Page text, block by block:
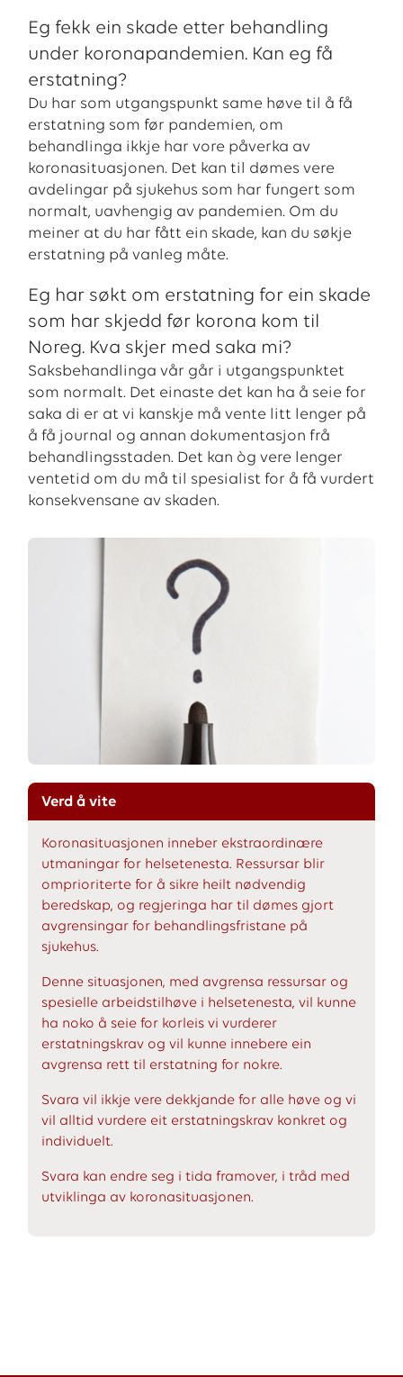
Eg fekk ein skade etter behandling
under koronapandemien. Kan eg få
erstatning?
Du har som utgangspunkt same høve til å få
erstatning som før pandemien, om
behandlinga ikkje har vore påverka av
koronasituasjonen. Det kan til dømes vere
avdelingar på sjukehus som har fungert som
normalt, uavhengig av pandemien. Om du
meiner at du har fått ein skade, kan du søkje
erstatning på vanleg måte.
Eg har søkt om erstatning for ein skade
som har skjedd før korona kom til
Noreg. Kva skjer med saka mi?
Saksbehandlinga vår går i utgangspunktet
som normalt. Det einaste det kan ha å seie for
saka di er at vi kanskje må vente litt lenger på
å få journal og annan dokumentasjon frå
behandlingsstaden. Det kan òg vere lenger
ventetid om du må til spesialist for å få vurdert
konsekvensane av skaden.
Verd å vite
Koronasituasjonen inneber ekstraordinære
utmaningar for helsetenesta. Ressursar blir
omprioriterte for å sikre heilt nødvendig
beredskap, og regjeringa har til dømes gjort
avgrensingar for behandlingsfristane på
sjukehus.
Denne situasjonen, med avgrensa ressursar og
spesielle arbeidstilhøve i helsetenesta, vil kunne
ha noko å seie for korleis vi vurderer
erstatningskrav og vil kunne innebere ein
avgrensa rett til erstatning for nokre.
Svara vil ikkje vere dekkjande for alle høve og vi
vil alltid vurdere eit erstatningskrav konkret og
individuelt.
Svara kan endre seg i tida framover, i tråd med
utviklinga av koronasituasjonen.